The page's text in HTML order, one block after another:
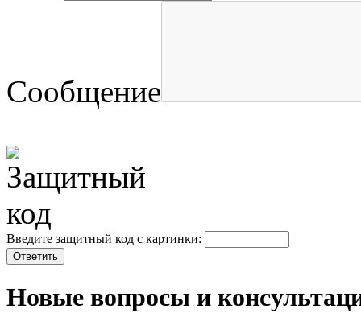
Сообщение
Введите защитный код с картинки:
Новые вопросы и